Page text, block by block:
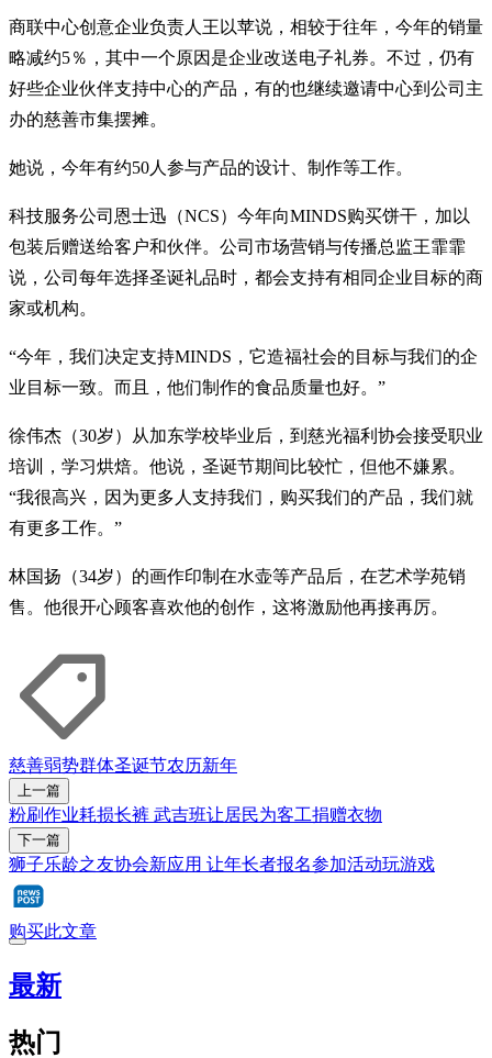
商联中心创意企业负责人王以苹说，相较于往年，今年的销量
略减约5％，其中一个原因是企业改送电子礼券。不过，仍有
好些企业伙伴支持中心的产品，有的也继续邀请中心到公司主
办的慈善市集摆摊。
她说，今年有约50人参与产品的设计、制作等工作。
科技服务公司恩士迅（NCS）今年向MINDS购买饼干，加以
包装后赠送给客户和伙伴。公司市场营销与传播总监王霏霏
说，公司每年选择圣诞礼品时，都会支持有相同企业目标的商
家或机构。
“今年，我们决定支持MINDS，它造福社会的目标与我们的企
业目标一致。而且，他们制作的食品质量也好。”
徐伟杰（30岁）从加东学校毕业后，到慈光福利协会接受职业
培训，学习烘焙。他说，圣诞节期间比较忙，但他不嫌累。
“我很高兴，因为更多人支持我们，购买我们的产品，我们就
有更多工作。”
林国扬（34岁）的画作印制在水壶等产品后，在艺术学苑销
售。他很开心顾客喜欢他的创作，这将激励他再接再厉。
慈善弱势群体圣诞节农历新年
上一篇
粉刷作业耗损长裤 武吉班让居民为客工捐赠衣物
下一篇
狮子乐龄之友协会新应用 让年长者报名参加活动玩游戏
购买此文章
最新
热门